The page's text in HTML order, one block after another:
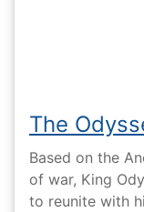
The
Based on the
of war, King
to reunite with